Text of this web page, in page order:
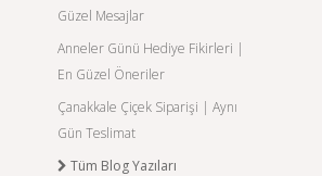
Güzel Mesajlar
Anneler Günü Hediye Fikirleri |
En Güzel Öneriler
Çanakkale Çiçek Siparişi | Aynı
Gün Teslimat
Tüm Blog Yazıları